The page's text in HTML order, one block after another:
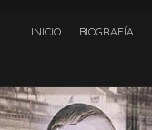
INICIO BIOGRAFÍA